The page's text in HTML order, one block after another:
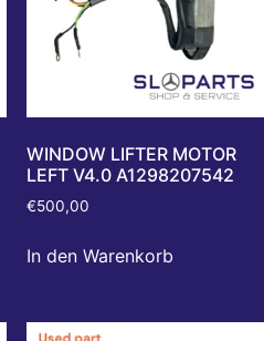
WINDOW LIFTER MOTOR
LEFT V4.0 A1298207542
€500,00
In den Warenkorb